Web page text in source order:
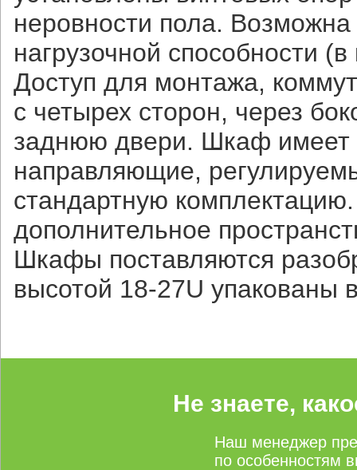
неровности пола.
нагрузочной способности
Доступ для монтажа,
с четырех сторон, через
заднюю двери. Шкаф имеет
направляющие,
стандартную
дополнительное
Шкафы поставляются
высотой 18-27U упакованы
Не знаете,
Наш менеджер
по особенностям